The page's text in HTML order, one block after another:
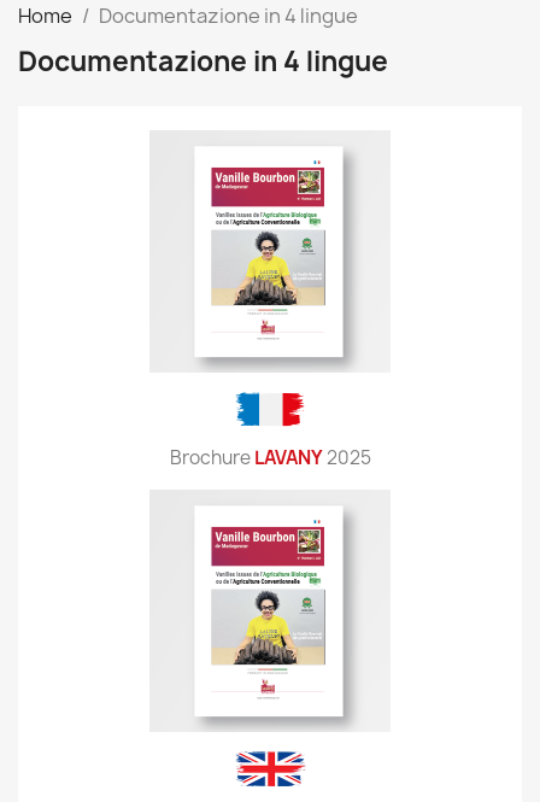
Home Documentazione in 4 lingue
Documentazione in 4 lingue
BrochureLAVANY2025